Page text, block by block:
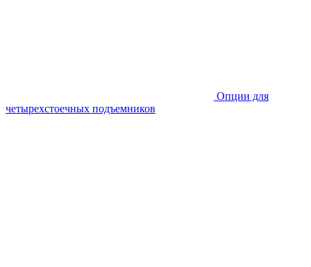
Опции для
четырехстоечных подъемников